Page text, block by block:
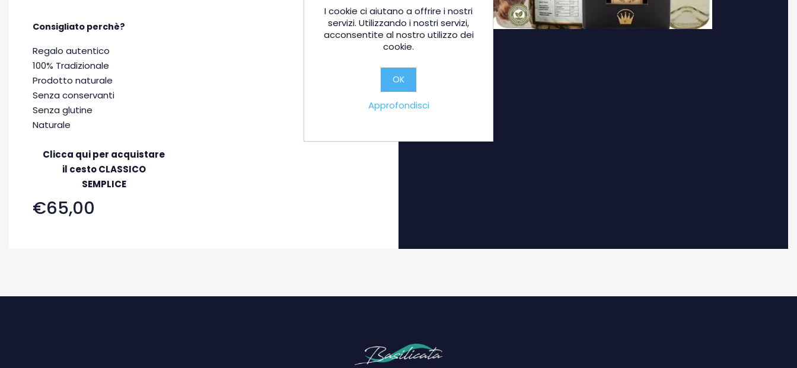
Consigliato perchè?
Regalo autentico
100% Tradizionale
Prodotto naturale
Senza conservanti
Senza glutine
Naturale
Clicca qui per acquistare
il cesto CLASSICO
SEMPLICE
€65,00
I cookie ci aiutano a offrire i nostri
servizi. Utilizzando i nostri servizi,
acconsentite al nostro utilizzo dei
cookie.
OK
Approfondisci